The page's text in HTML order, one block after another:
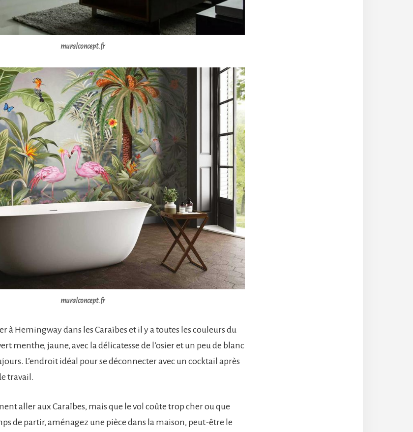
muralconcept.fr
muralconcept.fr
à Hemingway dans les Caraïbes et il y a toutes les couleurs du
menthe, jaune, avec la délicatesse de l’osier et un peu de blanc
L’endroit idéal pour se déconnecter avec un cocktail après
travail.
aller aux Caraïbes, mais que le vol coûte trop cher ou que
de partir, aménagez une pièce dans la maison, peut-être le